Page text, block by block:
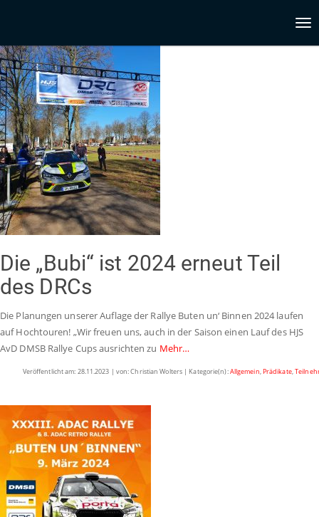
Die „Bubi“ ist 2024 erneut Teil
des DRCs
Die Planungen unserer Auflage der Rallye Buten un‘ Binnen 2024 laufen
auf Hochtouren! „Wir freuen uns, auch in der Saison einen Lauf des HJS
AvD DMSB Rallye Cups ausrichten zu Mehr…
Veröffentlicht am: 28.11.2023 | von: Christian Wolters | Kategorie(n):Allgemein,Prädikate,